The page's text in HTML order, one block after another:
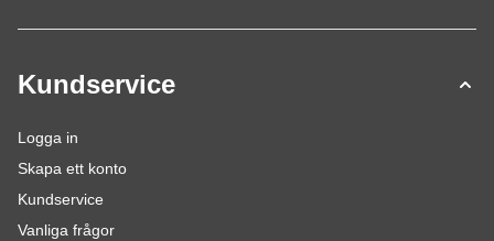
Kundservice
Logga in
Skapa ett konto
Kundservice
Vanliga frågor